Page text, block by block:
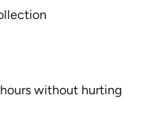
without hurting